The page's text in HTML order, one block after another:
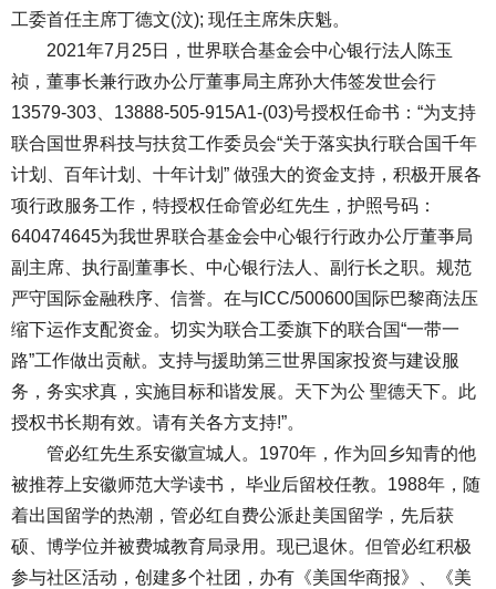
工委首任主席丁德文(汶); 现任主席朱庆魁。
2021年7月25日，世界联合基金会中心银行法人陈玉
祯，董事长兼行政办公厅董事局主席孙大伟签发世会行
13579-303、13888-505-915A1-(03)号授权任命书：“为支持
联合国世界科技与扶贫工作委员会“关于落实执行联合国千年
计划、百年计划、十年计划” 做强大的资金支持，积极开展各
项行政服务工作，特授权任命管必红先生，护照号码：
640474645为我世界联合基金会中心银行行政办公厅董亊局
副主席、执行副董事长、中心银行法人、副行长之职。规范
严守国际金融秩序、信誉。在与ICC/500600国际巴黎商法压
缩下运作支配资金。切实为联合工委旗下的联合国“一带一
路”工作做出贡献。支持与援助第三世界国家投资与建设服
务，务实求真，实施目标和谐发展。天下为公 聖德天下。此
授权书长期有效。请有关各方支持!”。
管必红先生系安徽宣城人。1970年，作为回乡知青的他
被推荐上安徽师范大学读书， 毕业后留校任教。1988年，随
着出国留学的热潮，管必红自费公派赴美国留学，先后获
硕、博学位并被费城教育局录用。现已退休。但管必红积极
参与社区活动，创建多个社团，办有《美国华商报》、《美